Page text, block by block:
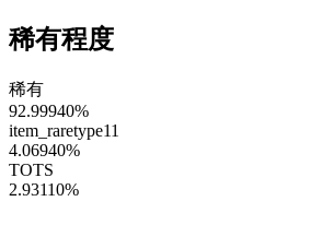
稀有程度
稀有
92.99940%
item_raretype11
4.06940%
TOTS
2.93110%